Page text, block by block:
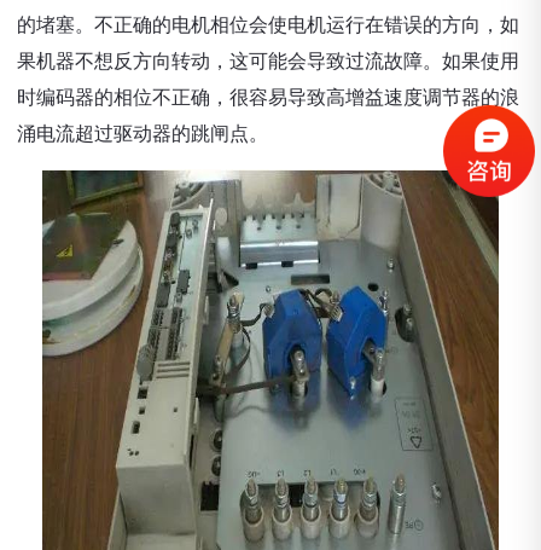
的堵塞。不正确的电机相位会使电机运行在错误的方向，如
果机器不想反方向转动，这可能会导致过流故障。如果使用
时编码器的相位不正确，很容易导致高增益速度调节器的浪
涌电流超过驱动器的跳闸点。